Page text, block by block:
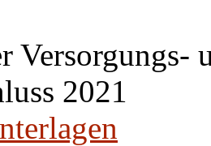
Versorgungs-
2021